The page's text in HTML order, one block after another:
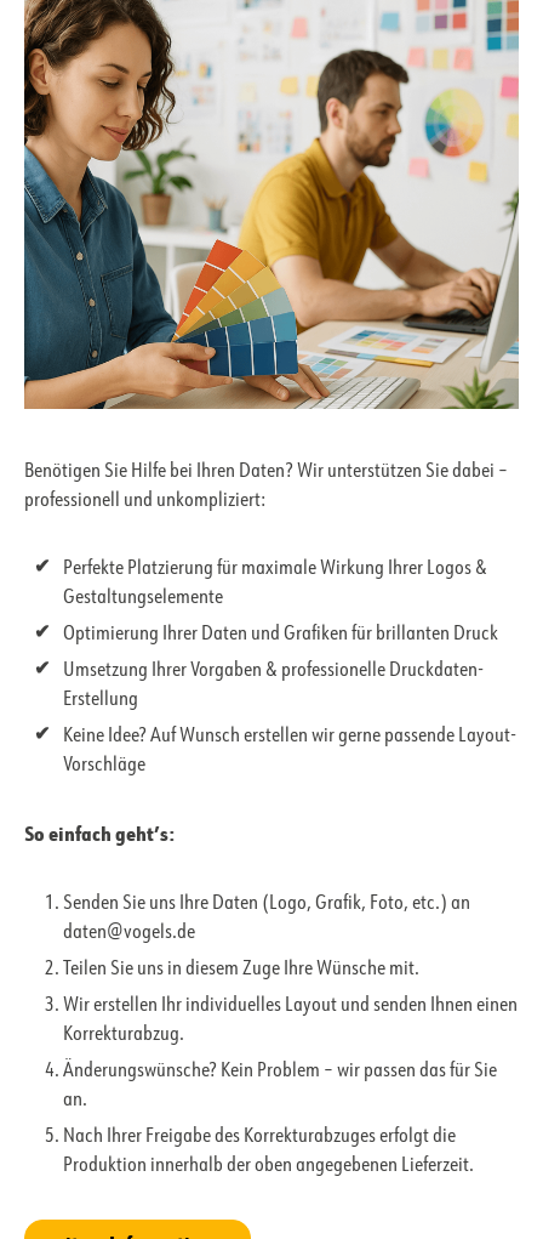
Benötigen Sie Hilfe bei Ihren Daten? Wir unterstützen Sie dabei –
professionell und unkompliziert:
Perfekte Platzierung für maximale Wirkung Ihrer Logos &
Gestaltungselemente
Optimierung Ihrer Daten und Grafiken für brillanten Druck
Umsetzung Ihrer Vorgaben & professionelle Druckdaten-
Erstellung
Keine Idee? Auf Wunsch erstellen wir gerne passende Layout-
Vorschläge
So einfach geht’s:
Senden Sie uns Ihre Daten (Logo, Grafik, Foto, etc.) an
daten@vogels.de
Teilen Sie uns in diesem Zuge Ihre Wünsche mit.
Wir erstellen Ihr individuelles Layout und senden Ihnen einen
Korrekturabzug.
Änderungswünsche? Kein Problem – wir passen das für Sie
an.
Nach Ihrer Freigabe des Korrekturabzuges erfolgt die
Produktion innerhalb der oben angegebenen Lieferzeit.